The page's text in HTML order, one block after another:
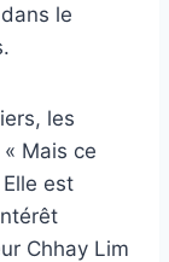
le
les
Mais ce
est
Chhay Lim